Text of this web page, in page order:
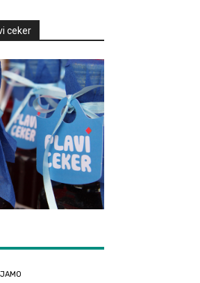
ceker